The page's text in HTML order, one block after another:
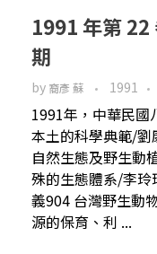
1991 年第 22
期
by 裔彥 蘇 1991
1991年，中華民國
本土的科學典範/
自然生態及野生動
殊的生態體系/李
義904 台灣野生動
源的保育、利 ...